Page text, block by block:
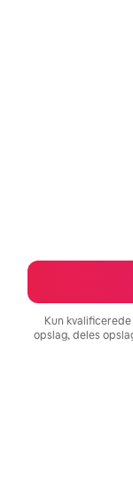
Kun
opslag, deles